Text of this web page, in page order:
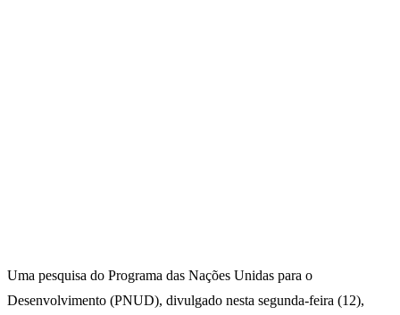
Uma pesquisa do Programa das Nações Unidas para o
Desenvolvimento (PNUD), divulgado nesta segunda-feira (12),